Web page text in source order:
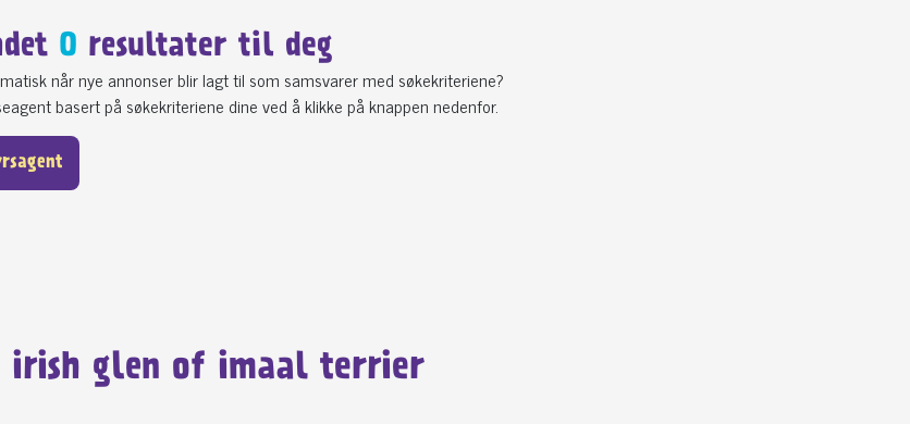
0 resultater til deg
når nye annonser blir lagt til som samsvarer med søkekriteriene?
basert på søkekriteriene dine ved å klikke på knappen nedenfor.
irish glen of imaal terrier